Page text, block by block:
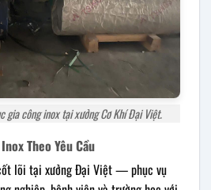
gia công inox tại xưởng Cơ Khí Đại Việt.
Theo Yêu Cầu
lõi tại xưởng Đại Việt — phục vụ